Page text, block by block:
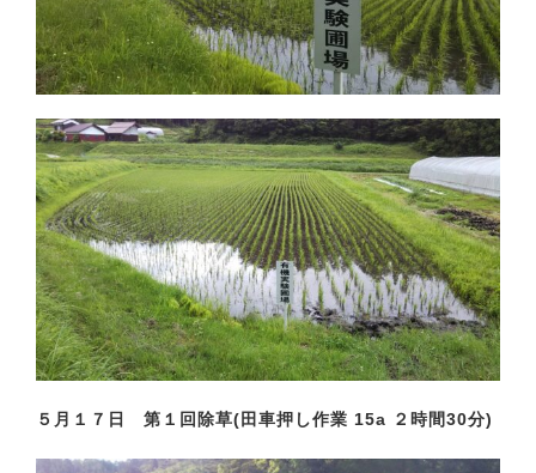
５月１７日 第１回除草(田車押し作業 15a ２時間30分)